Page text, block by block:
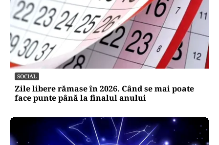
SOCIAL
Zile libere rămase în 2026. Când se mai poate
face punte până la finalul anului